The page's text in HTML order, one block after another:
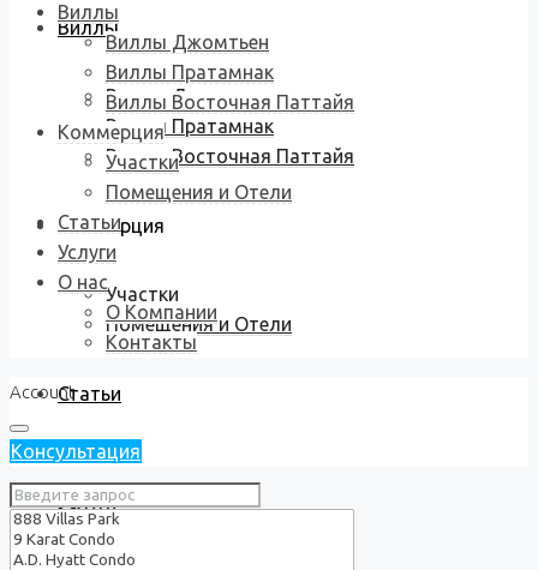
Виллы
Виллы Джомтьен
Виллы Пратамнак
Виллы Восточная Паттайя
Коммерция
Участки
Помещения и Отели
Статьи
Услуги
Виллы
Виллы Джомтьен
Виллы Пратамнак
Виллы Восточная Паттайя
Коммерция
Участки
Помещения и Отели
Статьи
Услуги
О нас
О Компании
Контакты
Account
Консультация